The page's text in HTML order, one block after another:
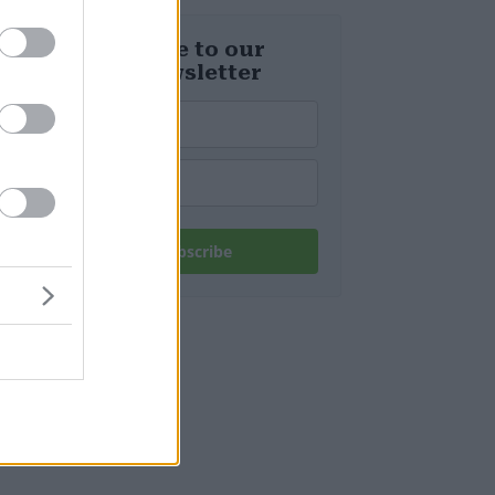
Subscribe to our
daily newsletter
Subscribe